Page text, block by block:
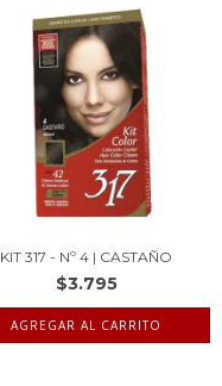
KIT 317 - Nº 4 | CASTAÑO
$3.795